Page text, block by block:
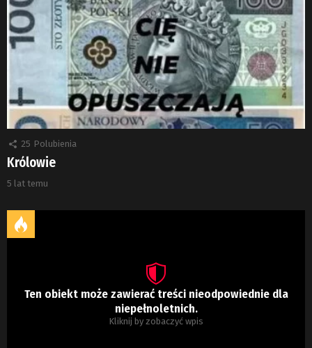
25 Polubienia
Królowie
5 lat temu
Ten obiekt może zawierać treści nieodpowiednie dla
niepełnoletnich.
Kliknij by zobaczyć wpis